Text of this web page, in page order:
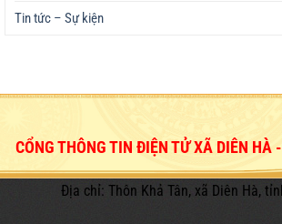
Tin tức – Sự kiện
CỔNG THÔNG TIN ĐIỆN TỬ XÃ DIÊN HÀ
Địa chỉ: Thôn Khả Tân, xã Diên Hà,